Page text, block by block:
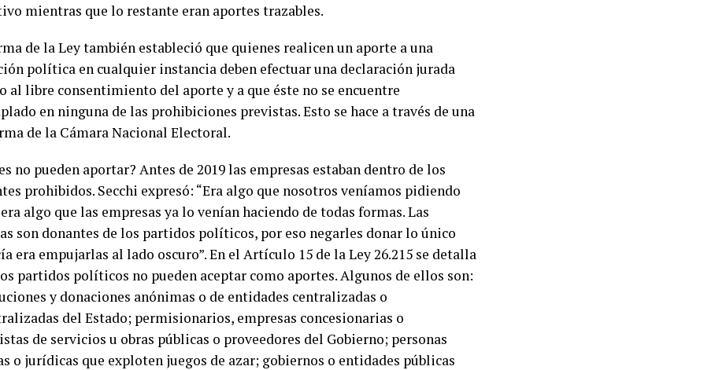
mientras que lo restante eran aportes trazables.
de la Ley también estableció que quienes realicen un aporte a una
política en cualquier instancia deben efectuar una declaración jurada
al libre consentimiento del aporte y a que éste no se encuentre
en ninguna de las prohibiciones previstas. Esto se hace a través de una
de la Cámara Nacional Electoral.
no pueden aportar? Antes de 2019 las empresas estaban dentro de los
prohibidos. Secchi expresó: “Era algo que nosotros veníamos pidiendo
algo que las empresas ya lo venían haciendo de todas formas. Las
son donantes de los partidos políticos, por eso negarles donar lo único
era empujarlas al lado oscuro”. En el Artículo 15 de la Ley 26.215 se detalla
partidos políticos no pueden aceptar como aportes. Algunos de ellos son:
y donaciones anónimas o de entidades centralizadas o
del Estado; permisionarios, empresas concesionarias o
de servicios u obras públicas o proveedores del Gobierno; personas
o jurídicas que exploten juegos de azar; gobiernos o entidades públicas